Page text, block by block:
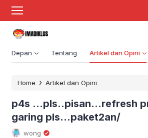
Depan Tentang Artikel dan Opini
Home › Artikel dan Opini
p4s …pls..pisan…refresh
garing pls…paket2an/
wong